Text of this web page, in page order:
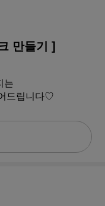
만들기 ]
는
드립니다♡